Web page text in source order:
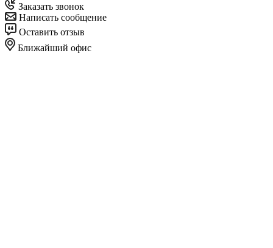
Заказать звонок
Написать сообщение
Оставить отзыв
Ближайший офис